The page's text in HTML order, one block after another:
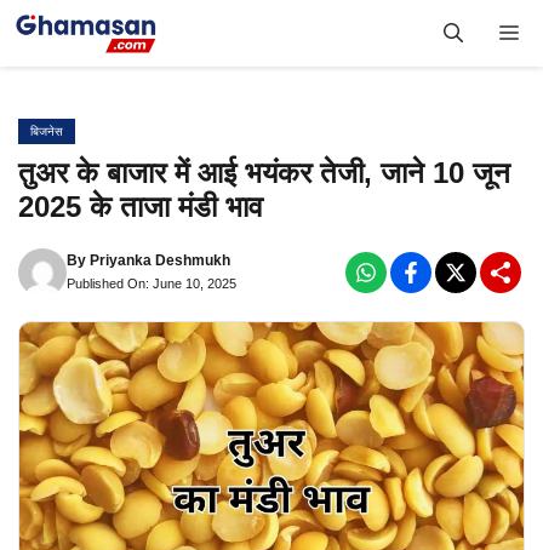
Skip
बिजनेस
तुअर के बाजार में आई भयंकर तेजी, जाने 10 जून
2025 के ताजा मंडी भाव
By Priyanka Deshmukh
Published On: June 10, 2025